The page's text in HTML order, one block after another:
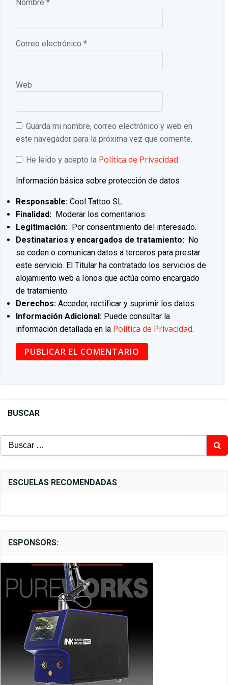
Nombre *
Correo electrónico *
Web
Guarda mi nombre, correo electrónico y web en
este navegador para la próxima vez que comente.
He leído y acepto la Política de Privacidad.
Información básica sobre protección de datos
Responsable: Cool Tattoo SL.
Finalidad: Moderar los comentarios.
Legitimación: Por consentimiento del interesado.
Destinatarios y encargados de tratamiento: No
se ceden o comunican datos a terceros para prestar
este servicio. El Titular ha contratado los servicios de
alojamiento web a Ionos que actúa como encargado
de tratamiento.
Derechos: Acceder, rectificar y suprimir los datos.
Información Adicional: Puede consultar la
información detallada en la Política de Privacidad.
BUSCAR
Buscar:
ESCUELAS RECOMENDADAS
ESPONSORS: